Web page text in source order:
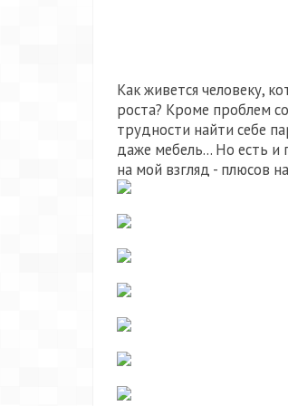
Как живется человеку,
роста? Кроме проблем
трудности найти себе
даже мебель... Но есть и
на мой взгляд - плюсов